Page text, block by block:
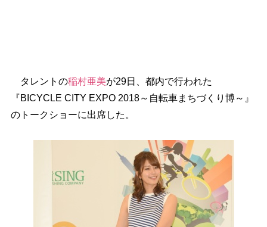
タレントの稲村亜美が29日、都内で行われた
『BICYCLE CITY EXPO 2018～自転車まちづくり博～』
のトークショーに出席した。